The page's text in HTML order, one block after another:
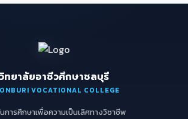
วิทยาลัยอาชีวศึกษาชลบุรี
VOCATIONAL COLLEGE
การศึกษาเพื่อความเป็นเลิศทางวิชาชีพ